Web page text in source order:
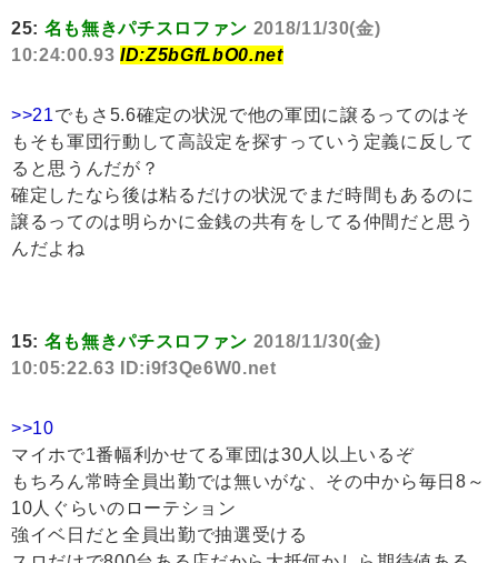
25: 名も無きパチスロファン 2018/11/30(金)
10:24:00.93 ID:Z5bGfLbO0.net
>>21でもさ5.6確定の状況で他の軍団に譲るってのはそ
もそも軍団行動して高設定を探すっていう定義に反して
ると思うんだが？
確定したなら後は粘るだけの状況でまだ時間もあるのに
譲るってのは明らかに金銭の共有をしてる仲間だと思う
んだよね
15: 名も無きパチスロファン 2018/11/30(金)
10:05:22.63 ID:i9f3Qe6W0.net
>>10
マイホで1番幅利かせてる軍団は30人以上いるぞ
もちろん常時全員出勤では無いがな、その中から毎日8～
10人ぐらいのローテション
強イベ日だと全員出勤で抽選受ける